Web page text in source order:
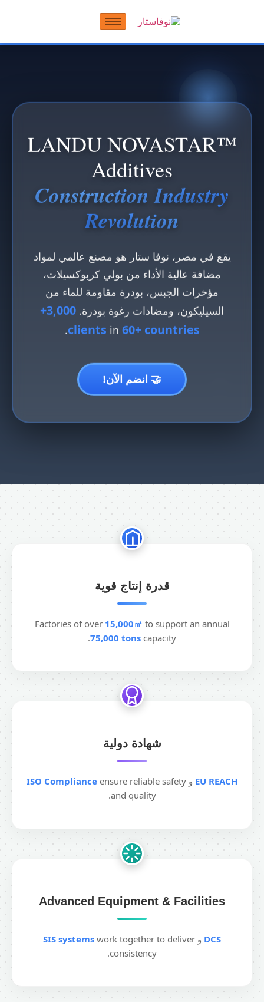
LANDU NOVASTAR™
Additives
Construction Industry
Revolution
يقع في مصر، نوفا ستار هو مصنع عالمي لمواد
مضافة عالية الأداء من بولي كربوكسيلات،
مؤخرات الجبس، بودرة مقاومة للماء من
السيليكون، ومضادات رغوة بودرة.
3,000+
clients in 60+ countries
🤝 انضم الآن!
قدرة إنتاج قوية
Factories of over 15,000㎡ to support an annual
75,000 tons capacity.
شهادة دولية
EU REACH و ISO Compliance ensure reliable safety
and quality.
Advanced Equipment & Facilities
DCS و SIS systems work together to deliver
consistency.